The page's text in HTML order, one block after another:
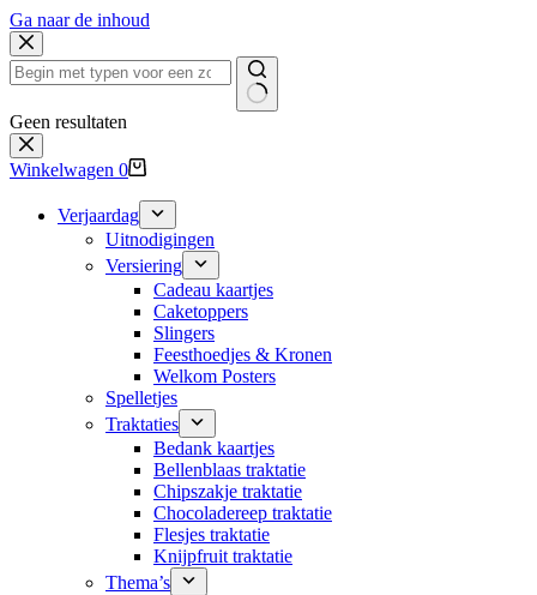
Ga naar de inhoud
Geen resultaten
Winkelwagen 0
Verjaardag
Uitnodigingen
Versiering
Cadeau kaartjes
Caketoppers
Slingers
Feesthoedjes & Kronen
Welkom Posters
Spelletjes
Traktaties
Bedank kaartjes
Bellenblaas traktatie
Chipszakje traktatie
Chocoladereep traktatie
Flesjes traktatie
Knijpfruit traktatie
Thema’s